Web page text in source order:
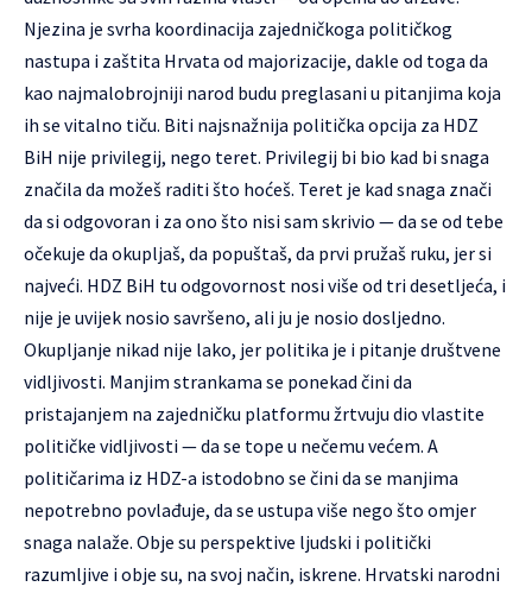
Njezina je svrha koordinacija zajedničkoga političkog
nastupa i zaštita Hrvata od majorizacije, dakle od toga da
kao najmalobrojniji narod budu preglasani u pitanjima koja
ih se vitalno tiču. Biti najsnažnija politička opcija za HDZ
BiH nije privilegij, nego teret. Privilegij bi bio kad bi snaga
značila da možeš raditi što hoćeš. Teret je kad snaga znači
da si odgovoran i za ono što nisi sam skrivio — da se od tebe
očekuje da okupljaš, da popuštaš, da prvi pružaš ruku, jer si
najveći. HDZ BiH tu odgovornost nosi više od tri desetljeća, i
nije je uvijek nosio savršeno, ali ju je nosio dosljedno.
Okupljanje nikad nije lako, jer politika je i pitanje društvene
vidljivosti. Manjim strankama se ponekad čini da
pristajanjem na zajedničku platformu žrtvuju dio vlastite
političke vidljivosti — da se tope u nečemu većem. A
političarima iz HDZ-a istodobno se čini da se manjima
nepotrebno povlađuje, da se ustupa više nego što omjer
snaga nalaže. Obje su perspektive ljudski i politički
razumljive i obje su, na svoj način, iskrene. Hrvatski narodni